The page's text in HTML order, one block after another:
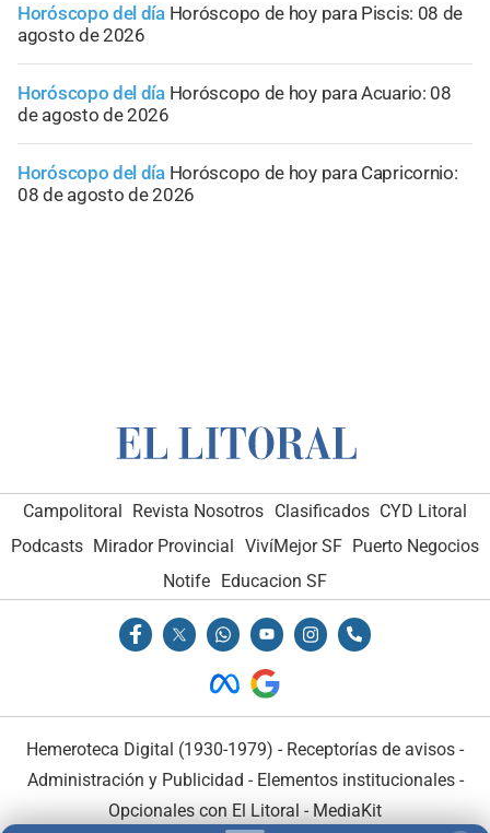
Horóscopo del día Horóscopo de hoy para Piscis: 08 de
agosto de 2026
Horóscopo del día Horóscopo de hoy para Acuario: 08
de agosto de 2026
Horóscopo del día Horóscopo de hoy para Capricornio:
08 de agosto de 2026
Campolitoral Revista Nosotros Clasificados CYD Litoral
Podcasts Mirador Provincial VivíMejor SF Puerto Negocios
Notife
Educacion SF
Hemeroteca Digital (1930-1979) - Receptorías de avisos -
Administración y Publicidad - Elementos institucionales-
Opcionales con El Litoral - MediaKit